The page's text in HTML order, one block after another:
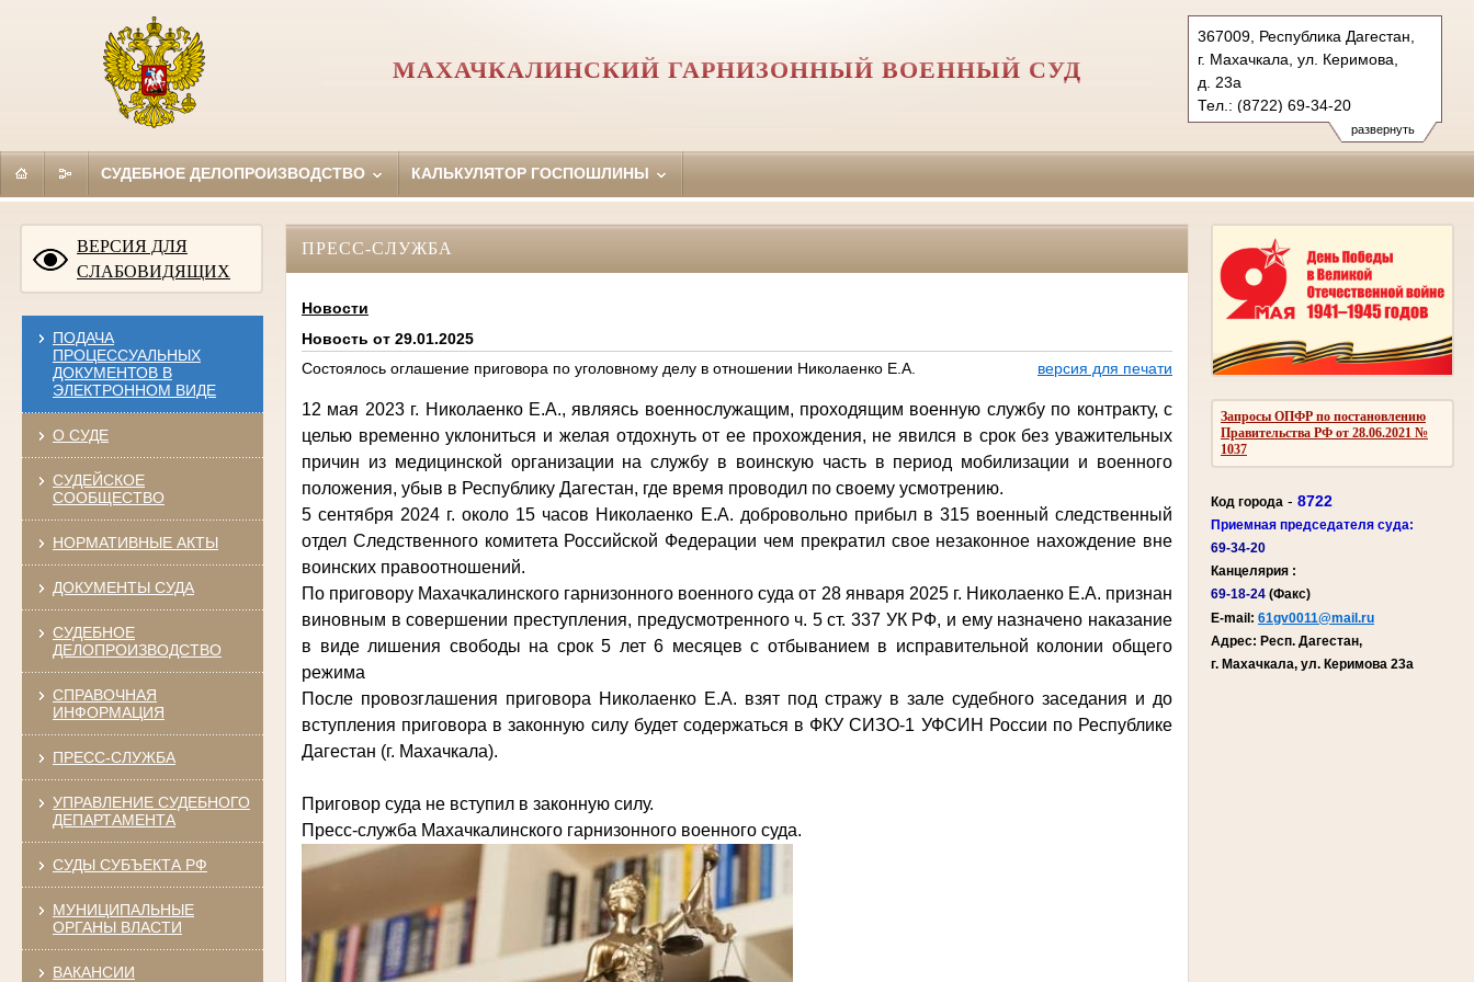
развернуть
367009, Республика Дагестан,
г. Махачкала, ул. Керимова,
д. 23а
Тел.: (8722) 69-34-20
mgvs.dag@sudrf.ru
МАХАЧКАЛИНСКИЙ ГАРНИЗОННЫЙ ВОЕННЫЙ СУД
СУДЕБНОЕ ДЕЛОПРОИЗВОДСТВО КАЛЬКУЛЯТОР ГОСПОШЛИНЫ
ВЕРСИЯ ДЛЯ
СЛАБОВИДЯЩИХ
ПОДАЧА
ПРОЦЕССУАЛЬНЫХ
ДОКУМЕНТОВ В
ЭЛЕКТРОННОМ ВИДЕ
О СУДЕ
СУДЕЙСКОЕ
СООБЩЕСТВО
НОРМАТИВНЫЕ АКТЫ
ДОКУМЕНТЫ СУДА
СУДЕБНОЕ
ДЕЛОПРОИЗВОДСТВО
СПРАВОЧНАЯ
ИНФОРМАЦИЯ
ПРЕСС-СЛУЖБА
УПРАВЛЕНИЕ СУДЕБНОГО
ДЕПАРТАМЕНТА
СУДЫ СУБЪЕКТА РФ
МУНИЦИПАЛЬНЫЕ
ОРГАНЫ ВЛАСТИ
ВАКАНСИИ
Запросы ОПФР по постановлению
Правительства РФ от 28.06.2021 №
1037
Код города - 8722
Приемная председателя суда:
69-34-20
Канцелярия :
69-18-24 (Факс)
E-mail: 61gv0011@mail.ru
Адрес: Респ. Дагестан,
г. Махачкала, ул. Керимова 23а
ПРЕСС-СЛУЖБА
Новости
Новость от 29.01.2025
Состоялось оглашение приговора по уголовному делу в отношении Николаенко Е.А.
версия для печати
12 мая 2023 г. Николаенко Е.А., являясь военнослужащим, проходящим военную службу по контракту, с
целью временно уклониться и желая отдохнуть от ее прохождения, не явился в срок без уважительных
причин из медицинской организации на службу в воинскую часть в период мобилизации и военного
положения, убыв в Республику Дагестан, где время проводил по своему усмотрению.
5 сентября 2024 г. около 15 часов Николаенко Е.А. добровольно прибыл в 315 военный следственный
отдел Следственного комитета Российской Федерации чем прекратил свое незаконное нахождение вне
воинских правоотношений.
По приговору Махачкалинского гарнизонного военного суда от 28 января 2025 г. Николаенко Е.А. признан
виновным в совершении преступления, предусмотренного ч. 5 ст. 337 УК РФ, и ему назначено наказание
в виде лишения свободы на срок 5 лет 6 месяцев с отбыванием в исправительной колонии общего
режима
После провозглашения приговора Николаенко Е.А. взят под стражу в зале судебного заседания и до
вступления приговора в законную силу будет содержаться в ФКУ СИЗО-1 УФСИН России по Республике
Дагестан (г. Махачкала).
Приговор суда не вступил в законную силу.
Пресс-служба Махачкалинского гарнизонного военного суда.